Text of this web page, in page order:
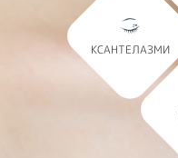
КСАНТЕЛАЗМИ